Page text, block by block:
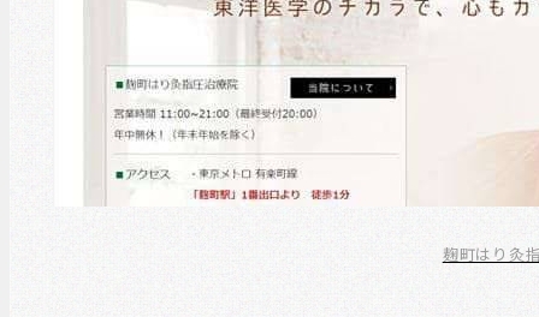
麹町はり灸